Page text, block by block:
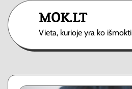
content
MOK.LT
Vieta, kurioje yra ko išmokti